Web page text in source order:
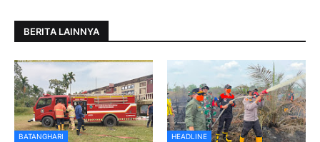
BERITA LAINNYA
BATANGHARI HEADLINE